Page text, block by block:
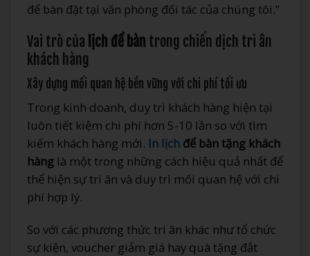
để bàn đặt tại văn phòng đối tác của chúng tôi.”
Vai trò của lịch để bàn trong chiến dịch tri ân
khách hàng
Xây dựng mối quan hệ bền vững với chi phí tối ưu
Trong kinh doanh, duy trì khách hàng hiện tại
luôn tiết kiệm chi phí hơn 5-10 lần so với tìm
kiếm khách hàng mới. In lịch để bàn tặng khách
hàng là một trong những cách hiệu quả nhất để
thể hiện sự tri ân và duy trì mối quan hệ với chi
phí hợp lý.
So với các phương thức tri ân khác như tổ chức
sự kiện, voucher giảm giá hay quà tặng đắt